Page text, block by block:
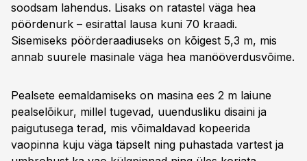
soodsam lahendus. Lisaks on ratastel väga hea
pöördenurk – esirattal lausa kuni 70 kraadi.
Sisemiseks pöörderaadiuseks on kõigest 5,3 m, mis
annab suurele masinale väga hea manööverdusvõime.
Pealsete eemaldamiseks on masina ees 2 m laiune
pealselõikur, millel tugevad, uuendusliku disaini ja
paigutusega terad, mis võimaldavad kopeerida
vaopinna kuju väga täpselt ning puhastada vartest ja